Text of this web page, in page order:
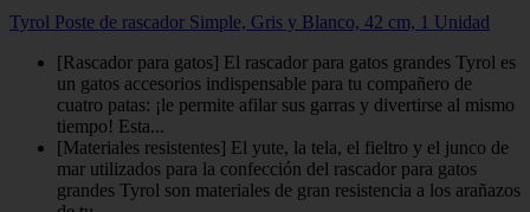
Tyrol Poste de rascador Simple, Gris y Blanco, 42 cm, 1 Unidad
[Rascador para gatos] El rascador para gatos grandes Tyrol es
un gatos accesorios indispensable para tu compañero de
cuatro patas: ¡le permite afilar sus garras y divertirse al mismo
tiempo! Esta...
[Materiales resistentes] El yute, la tela, el fieltro y el junco de
mar utilizados para la confección del rascador para gatos
grandes Tyrol son materiales de gran resistencia a los arañazos